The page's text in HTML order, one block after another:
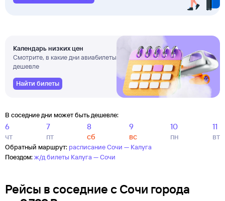
Календарь низких цен
Смотрите, в какие дни авиабилеты
дешевле
Найти билеты
В соседние дни может быть дешевле:
6
чт
7
пт
8
сб
9
вс
10
пн
11
вт
Обратный маршрут: расписание Сочи — Калуга
Поездом:ж/д билеты Калуга — Сочи
Рейсы в соседние с Сочи города